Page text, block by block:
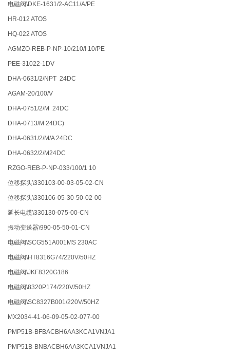
电磁阀\DKE-1631/2-AC11/A/PE
HR-012 ATOS
HQ-022 ATOS
AGMZO-REB-P-NP-10/210/I 10/PE
PEE-31022-1DV
DHA-0631/2/NPT 24DC
AGAM-20/100/V
DHA-0751/2/M 24DC
DHA-0713/M 24DC)
DHA-0631/2/M/A 24DC
DHA-0632/2/M24DC
RZGO-REB-P-NP-033/100/1 10
位移探头\330103-00-03-05-02-CN
位移探头\330106-05-30-50-02-00
延长电缆\330130-075-00-CN
振动变送器\990-05-50-01-CN
电磁阀\SCG551A001MS 230AC
电磁阀\HT8316G74/220V/50HZ
电磁阀\JKF8320G186
电磁阀\8320P174/220V/50HZ
电磁阀\SC8327B001/220V/50HZ
MX2034-41-06-09-05-02-077-00
PMP51B-BFBACBH6AA3KCA1VNJA1
PMP51B-BNBACBH6AA3KCA1VNJA1